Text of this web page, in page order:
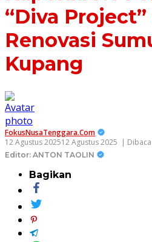
“Diva Project”
Renovasi
Kupang
FokusNusaTenggara.Com
12 Agustus 202512 Agustus 2025 |
Editor: ANTON TAOLIN
Bagikan